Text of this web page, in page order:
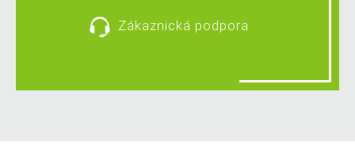
Zákaznická podpora